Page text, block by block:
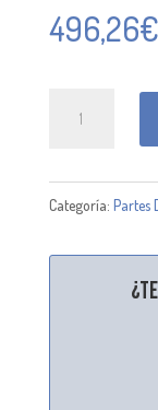
496,26€
Categoría: Partes